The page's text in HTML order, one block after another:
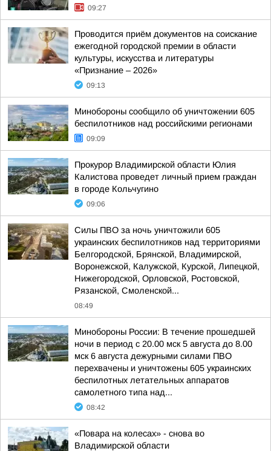
09:27
Проводится приём документов на соискание
ежегодной городской премии в области
культуры, искусства и литературы
«Признание – 2026»
09:13
Минобороны сообщило об уничтожении 605
беспилотников над российскими регионами
09:09
Прокурор Владимирской области Юлия
Калистова проведет личный прием граждан
в городе Кольчугино
09:06
Силы ПВО за ночь уничтожили 605
украинских беспилотников над территориями
Белгородской, Брянской, Владимирской,
Воронежской, Калужской, Курской, Липецкой,
Нижегородской, Орловской, Ростовской,
Рязанской, Смоленской...
08:49
Минобороны России: В течение прошедшей
ночи в период с 20.00 мск 5 августа до 8.00
мск 6 августа дежурными силами ПВО
перехвачены и уничтожены 605 украинских
беспилотных летательных аппаратов
самолетного типа над...
08:42
«Повара на колесах» - снова во
Владимирской области